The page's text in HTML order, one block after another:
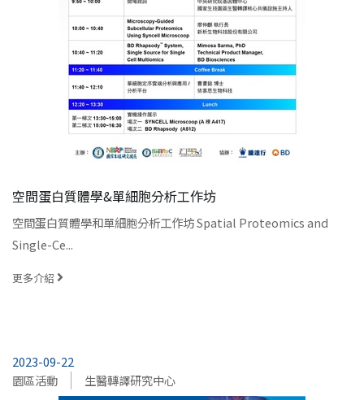
空間蛋白質體學&單細胞分析工作坊
空間蛋白質體學和單細胞分析工作坊 Spatial Proteomics and
Single-Ce...
更多介紹
2023-09-22
園區活動
生醫轉譯研究中心